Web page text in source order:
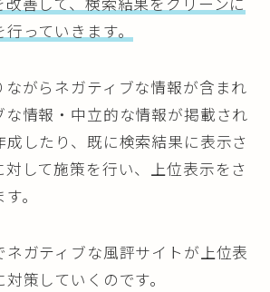
っていきます。
がらネガティブな情報が含まれ
な情報・中立的な情報が掲載され
成したり、既に検索結果に表示さ
して施策を行い、上位表示をさ
。
ネガティブな風評サイトが上位表
策していくのです。